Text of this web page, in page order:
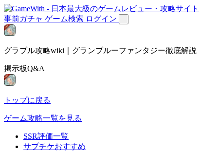
事前ガチャ ゲーム検索 ログイン
グラブル攻略wiki｜グランブルーファンタジー徹底解説
掲示板Q&A
トップに戻る
ゲーム攻略一覧を見る
SSR評価一覧
サプチケおすすめ